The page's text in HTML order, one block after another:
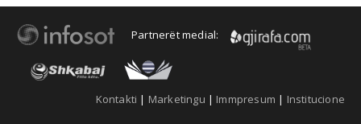
Partnerët medial:
Kontakti | Marketingu | Immpresum | Institucione